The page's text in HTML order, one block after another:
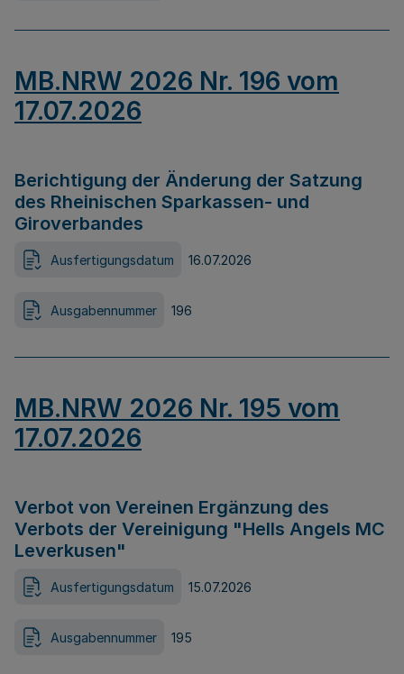
MB.NRW 2026 Nr. 196 vom
17.07.2026
Berichtigung der Änderung der Satzung
des Rheinischen Sparkassen- und
Giroverbandes
Ausfertigungsdatum 16.07.2026
Ausgabennummer 196
MB.NRW 2026 Nr. 195 vom
17.07.2026
Verbot von Vereinen Ergänzung des
Verbots der Vereinigung "Hells Angels MC
Leverkusen"
Ausfertigungsdatum 15.07.2026
Ausgabennummer 195